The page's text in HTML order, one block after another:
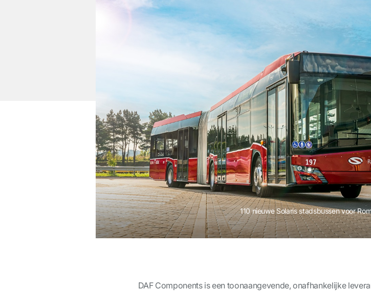
110 nieuwe Solaris stadsbussen voor
DAF Components is een toonaangevende, onafhankelijke